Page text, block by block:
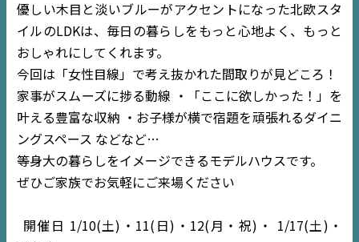
優しい木目と淡いブルーがアクセントになった北欧スタ
イルのLDKは、毎日の暮らしをもっと心地よく、もっと
おしゃれにしてくれます。
今回は「女性目線」で考え抜かれた間取りが見どころ！
家事がスムーズに捗る動線 ・「ここに欲しかった！」を
叶える豊富な収納 ・お子様が横で宿題を頑張れるダイニ
ングスペース などなど…
等身大の暮らしをイメージできるモデルハウスです。
ぜひご家族でお気軽にご来場ください
開催日 1/10(土)・11(日)・12(月・祝)・ 1/17(土)・